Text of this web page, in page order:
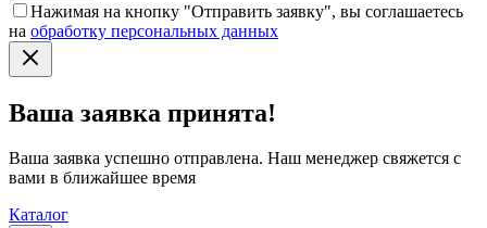
Нажимая на кнопку "Отправить заявку", вы соглашаетесь
на обработку персональных данных
Ваша заявка принята!
Ваша заявка успешно отправлена. Наш менеджер свяжется с
вами в ближайшее время
Каталог